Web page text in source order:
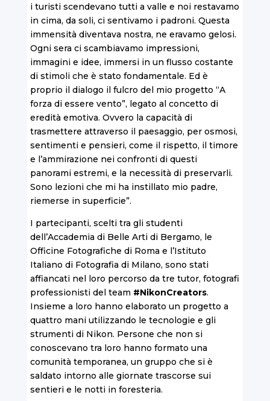
i turisti scendevano tutti a valle e noi restavamo
in cima, da soli, ci sentivamo i padroni. Questa
immensità diventava nostra, ne eravamo gelosi.
Ogni sera ci scambiavamo impressioni,
immagini e idee, immersi in un flusso costante
di stimoli che è stato fondamentale. Ed è
proprio il dialogo il fulcro del mio progetto “A
forza di essere vento”, legato al concetto di
eredità emotiva. Ovvero la capacità di
trasmettere attraverso il paesaggio, per osmosi,
sentimenti e pensieri, come il rispetto, il timore
e l’ammirazione nei confronti di questi
panorami estremi, e la necessità di preservarli.
Sono lezioni che mi ha instillato mio padre,
riemerse in superficie”.
I partecipanti, scelti tra gli studenti
dell’Accademia di Belle Arti di Bergamo, le
Officine Fotografiche di Roma e l’Istituto
Italiano di Fotografia di Milano, sono stati
affiancati nel loro percorso da tre tutor, fotografi
professionisti del team #NikonCreators.
Insieme a loro hanno elaborato un progetto a
quattro mani utilizzando le tecnologie e gli
strumenti di Nikon. Persone che non si
conoscevano tra loro hanno formato una
comunità temporanea, un gruppo che si è
saldato intorno alle giornate trascorse sui
sentieri e le notti in foresteria.